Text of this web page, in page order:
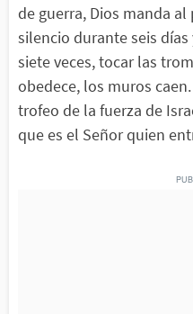
de guerra, Dios manda
silencio durante seis
siete veces, tocar las
obedece, los muros
trofeo de la fuerza de
que es el Señor quien